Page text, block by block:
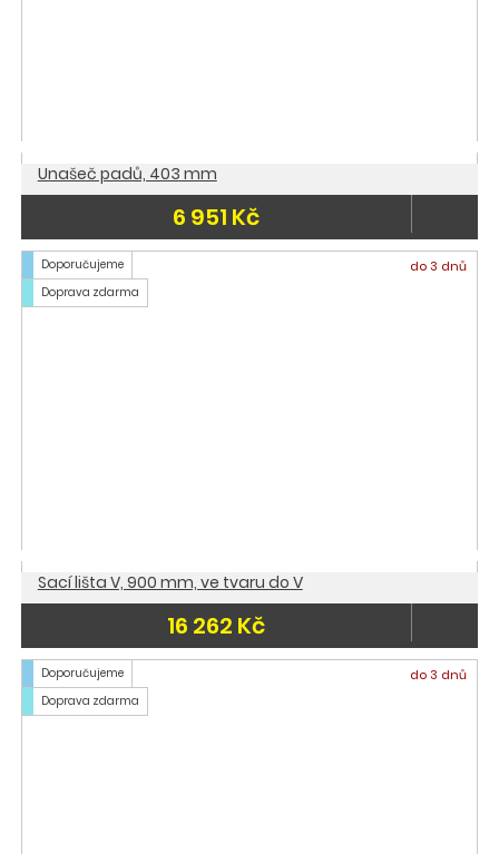
Unašeč padů, 403 mm
6 951 Kč
Doporučujeme
Doprava zdarma
do 3 dnů
Sací lišta V, 900 mm, ve tvaru do V
16 262 Kč
Doporučujeme
Doprava zdarma
do 3 dnů